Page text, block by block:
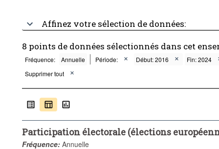
Affinez votre sélection de données:
8 points de données sélectionnés dans cet
Fréquence: Annuelle Période: Début: 2016
Fin: 2024
Supprimer tout
Participation électorale (élections
Fréquence: Annuelle